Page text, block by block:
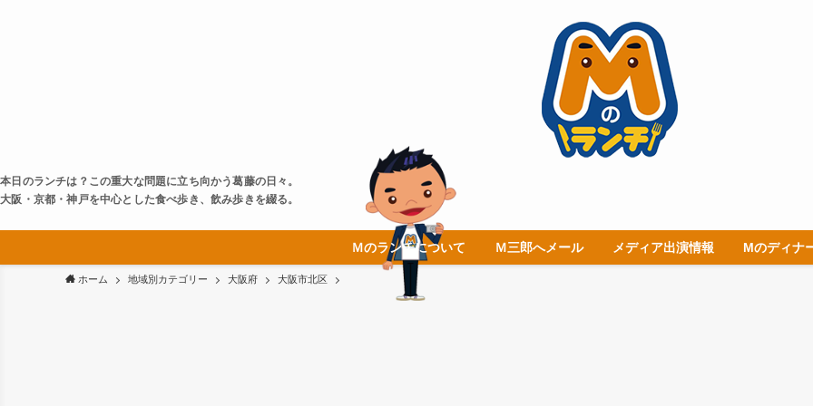
本日のランチは？この重大な問題に立ち向かう葛藤の日々。
大阪・京都・神戸を中心とした食べ歩き、飲み歩きを綴る。
Ｍのランチについて Ｍ三郎へメール メディア出演情報 Mのディナ
ホーム 地域別カテゴリー 大阪府 大阪市北区